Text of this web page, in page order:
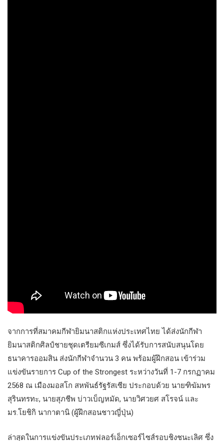
จากการที่สมาคมกีฬายิมนาสติกแห่งประเทศไทย ได้ส่งนักกีฬา
ยิมนาสติกศิลป์ชายชุดเตรียมซีเกมส์ ซึ่งได้รับการสนับสนุนโดย
ธนาคารออมสิน ส่งนักกีฬาจำนวน 3 คน พร้อมผู้ฝึกสอน เข้าร่วม
แข่งขันรายการ Cup of the Strongest ระหว่างวันที่ 1-7 กรกฏาคม
2568 ณ เมืองมอสโก สหพันธ์รัฐรัสเซีย ประกอบด้วย นายฑิฆัมพร
สุรินทรทะ, นายสุภชีพ บ่าวเบ็ญหมัด, นายวิศวยศ สโรจน์ และ
มร.โยชิกิ นากาตานิ (ผู้ฝึกสอนชาวญี่ปุ่น)
ล่าสุดในการแข่งขันประเภทฟลอร์เอ็กเซอร์ไซส์รอบชิงชนะเลิศ ซึ่ง